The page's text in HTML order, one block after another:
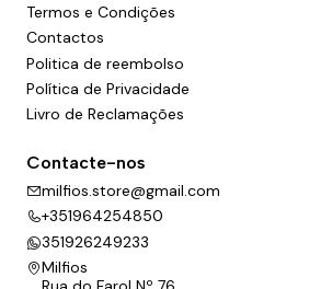
Termos e Condições
Contactos
Politica de reembolso
Política de Privacidade
Livro de Reclamações
Contacte-nos
milfios.store@gmail.com
+351964254850
351926249233
Milfios